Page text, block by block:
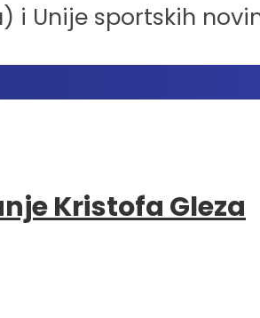
i Unije sportskih
Kristofa Gleza